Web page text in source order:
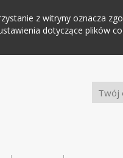
z witryny oznacza
dotyczące plików